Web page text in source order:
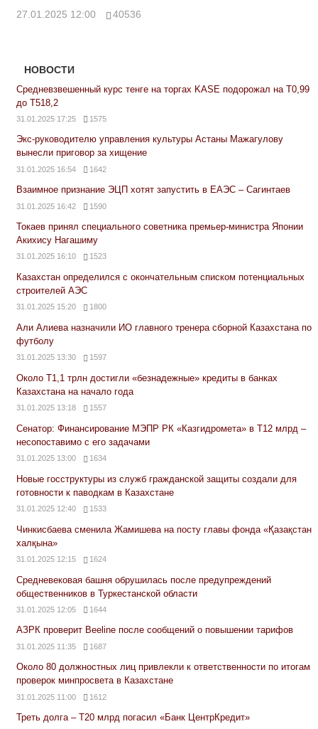
27.01.2025 12:00 40536
НОВОСТИ
Средневзвешенный курс тенге на торгах KASE подорожал на Т0,99
до Т518,2
31.01.2025 17:25 1575
Экс-руководителю управления культуры Астаны Мажагулову
вынесли приговор за хищение
31.01.2025 16:54 1642
Взаимное признание ЭЦП хотят запустить в ЕАЭС – Сагинтаев
31.01.2025 16:42 1590
Токаев принял специального советника премьер-министра Японии
Акихису Нагашиму
31.01.2025 16:10 1523
Казахстан определился с окончательным списком потенциальных
строителей АЭС
31.01.2025 15:20 1800
Али Алиева назначили ИО главного тренера сборной Казахстана по
футболу
31.01.2025 13:30 1597
Около Т1,1 трлн достигли «безнадежные» кредиты в банках
Казахстана на начало года
31.01.2025 13:18 1557
Сенатор: Финансирование МЭПР РК «Казгидромета» в Т12 млрд –
несопоставимо с его задачами
31.01.2025 13:00 1634
Новые госструктуры из служб гражданской защиты создали для
готовности к паводкам в Казахстане
31.01.2025 12:40 1533
Чинкисбаева сменила Жамишева на посту главы фонда «Қазақстан
халқына»
31.01.2025 12:15 1624
Средневековая башня обрушилась после предупреждений
общественников в Туркестанской области
31.01.2025 12:05 1644
АЗРК проверит Beeline после сообщений о повышении тарифов
31.01.2025 11:35 1687
Около 80 должностных лиц привлекли к ответственности по итогам
проверок минпросвета в Казахстане
31.01.2025 11:00 1612
Треть долга – Т20 млрд погасил «Банк ЦентрКредит»